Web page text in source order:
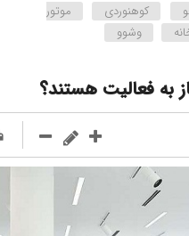
کوهنوردی
موتور
وشوو
به فعالیت‌ هستند؟